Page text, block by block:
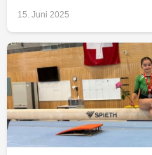
15. Juni 2025